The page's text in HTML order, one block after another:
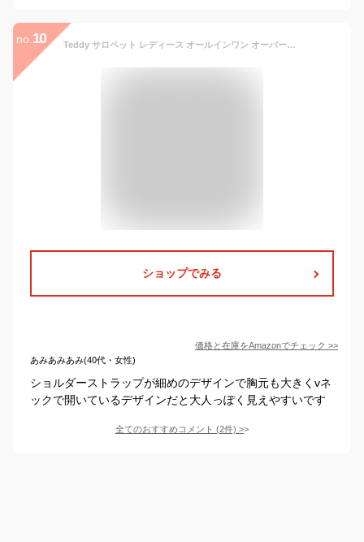
no. 10 Teddy サロペット レディース オールインワン オーバーオール 薄手 ワイドルーズ ストレッチ 春秋 pants392 (フリーサイズ, ネイビー)
ショップでみる
価格と在庫をAmazonでチェック >>
あみあみあみ(40代・女性)
ショルダーストラップが細めのデザインで胸元も大きくvネ
ックで開いているデザインだと大人っぽく見えやすいです
全てのおすすめコメント (2件) >